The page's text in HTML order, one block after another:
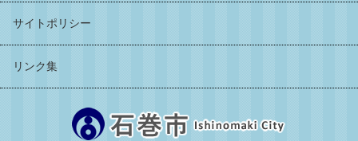
サイトポリシー
リンク集